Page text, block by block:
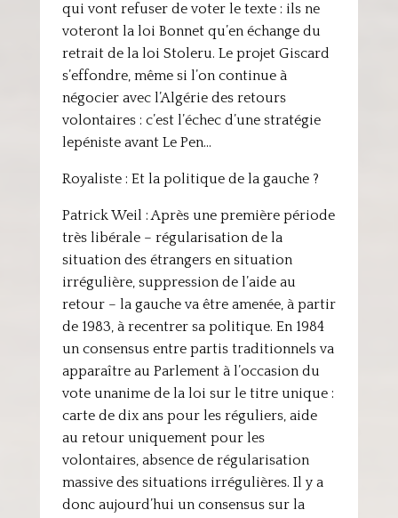
qui vont refuser de voter le texte : ils ne
voteront la loi Bonnet qu’en échange du
retrait de la loi Stoleru. Le projet Giscard
s’effondre, même si l’on continue à
négocier avec l’Algérie des retours
volontaires : c’est l’échec d’une stratégie
lepéniste avant Le Pen…
Royaliste : Et la politique de la gauche ?
Patrick Weil : Après une première période
très libérale – régularisation de la
situation des étrangers en situation
irrégulière, suppression de l’aide au
retour – la gauche va être amenée, à partir
de 1983, à recentrer sa politique. En 1984
un consensus entre partis traditionnels va
apparaître au Parlement à l’occasion du
vote unanime de la loi sur le titre unique :
carte de dix ans pour les réguliers, aide
au retour uniquement pour les
volontaires, absence de régularisation
massive des situations irrégulières. Il y a
donc aujourd’hui un consensus sur la